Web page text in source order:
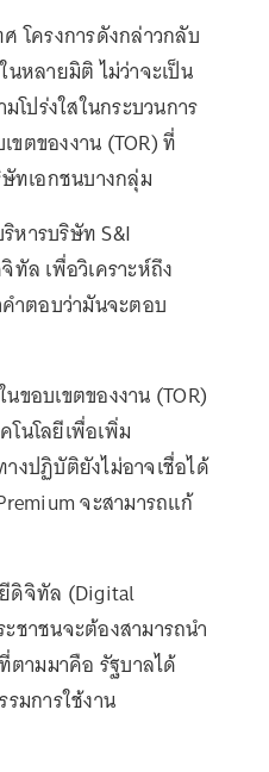
โครงการดังกล่าวกลับ
หลายมิติ ไม่ว่าจะเป็น
ปร่งใสในกระบวนการ
ขตของงาน (TOR) ที่
ทเอกชนบางกลุ่ม
หารบริษัท S&I
ล เพื่อวิเคราะห์ถึง
ำตอบว่ามันจะตอบ
ขอบเขตของงาน (TOR)
โนโลยีเพื่อเพิ่ม
งปฏิบัติยังไม่อาจเชื่อได้
จะสามารถแก้
ยีดิจิทัล (Digital
ชาชนจะต้องสามารถนำ
ตามมาคือ รัฐบาลได้
มการใช้งาน